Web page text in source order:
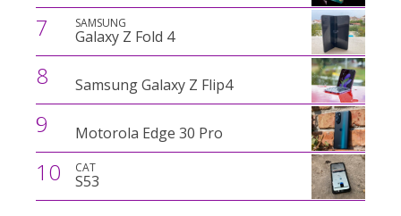
7 SAMSUNG
Galaxy Z Fold 4
8 Samsung Galaxy Z Flip4
9 Motorola Edge 30 Pro
10 CAT
S53